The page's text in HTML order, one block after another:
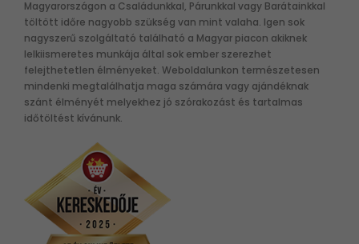
Magyarországon a Családunkkal, Párunkkal vagy Barátainkkal
töltött időre nagyobb szükség van mint valaha. Igen sok
nagyszerű szolgáltató található a Magyar piacon akiknek
lelkiismeretes munkája által sok ember szerezhet
felejthetetlen élményeket. Weboldalunkon természetesen
mindenki megtalálhatja maga számára vagy ajándéknak
szánt élményét melyekhez jó szórakozást és tartalmas
időtöltést kívánunk.